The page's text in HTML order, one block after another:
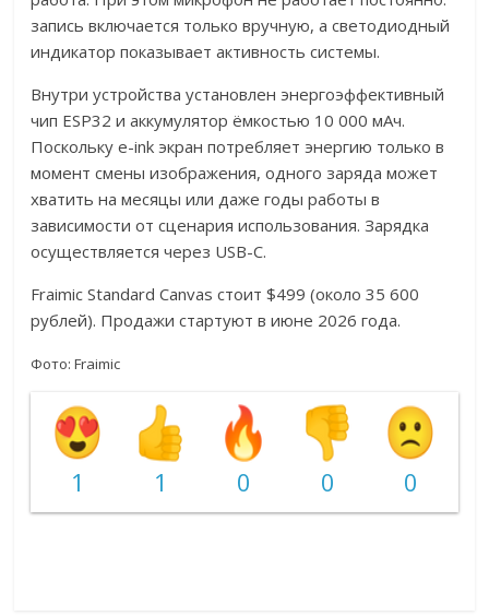
запись включается только вручную, а светодиодный
индикатор показывает активность системы.
Внутри устройства установлен энергоэффективный
чип ESP32 и аккумулятор ёмкостью 10 000 мАч.
Поскольку e-ink экран потребляет энергию только в
момент смены изображения, одного заряда может
хватить на месяцы или даже годы работы в
зависимости от сценария использования. Зарядка
осуществляется через USB-C.
Fraimic Standard Canvas стоит $499 (около 35 600
рублей). Продажи стартуют в июне 2026 года.
Фото: Fraimic
1 1 0 0 0